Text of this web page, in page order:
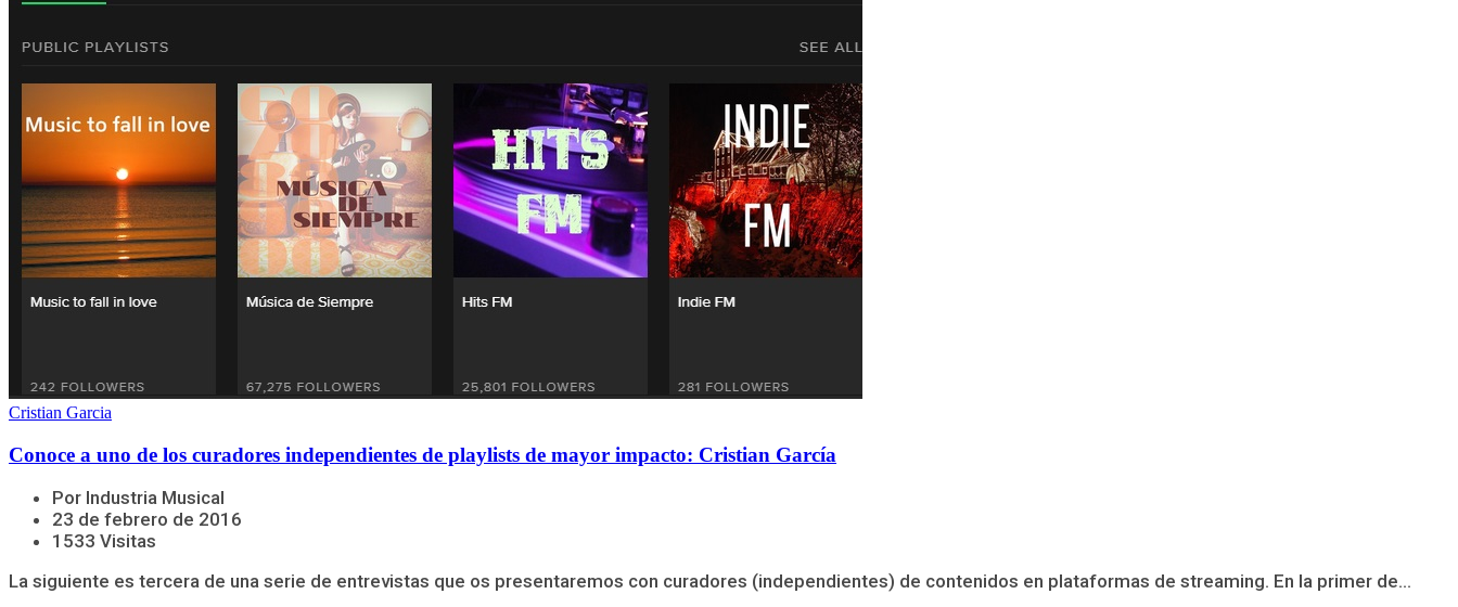
Cristian Garcia
Conoce a uno de los curadores independientes de playlists de mayor impacto: Cristian García
Por Industria Musical
23 de febrero de 2016
1533 Visitas
La siguiente es tercera de una serie de entrevistas que os presentaremos con curadores (independientes) de contenidos en plataformas de streaming. En la primer de...